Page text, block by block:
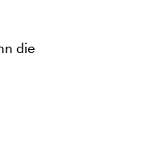
die